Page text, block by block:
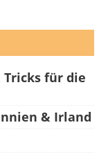
Tricks für die
& Irland